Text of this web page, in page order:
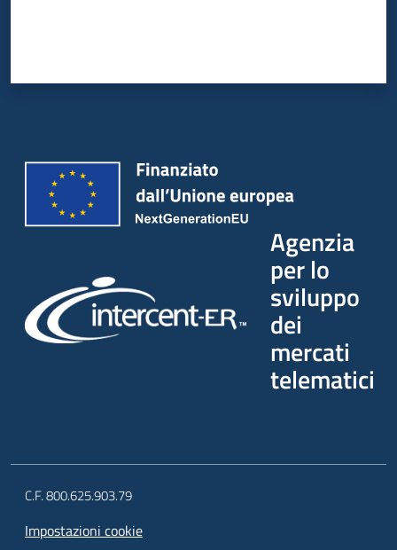
Agenzia
per lo
sviluppo
dei
mercati
telematici
C.F. 800.625.903.79
Impostazioni cookie